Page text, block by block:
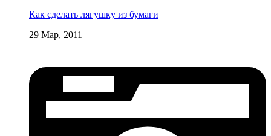
Как сделать лягушку из бумаги
29 Мар, 2011